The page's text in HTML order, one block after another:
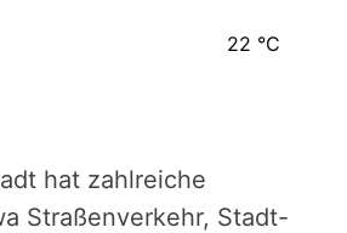
22 °C
hat zahlreiche
Straßenverkehr, Stadt-